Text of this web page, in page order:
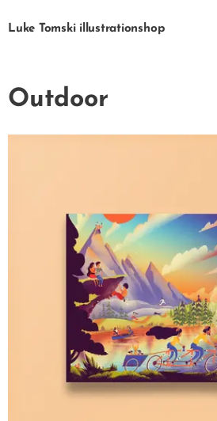
Luke Tomski illustrationshop
Outdoor